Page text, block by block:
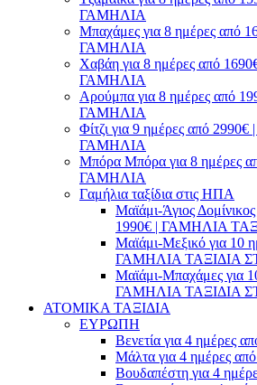
ΓΑΜΗΛΙΑ
Μπαχάμες για 8 ημέρες από
ΓΑΜΗΛΙΑ
Χαβάη για 8 ημέρες από
ΓΑΜΗΛΙΑ
Αρούμπα για 8 ημέρες από
ΓΑΜΗΛΙΑ
Φίτζι για 9 ημέρες από
ΓΑΜΗΛΙΑ
Μπόρα Μπόρα για 8 ημέρες
ΓΑΜΗΛΙΑ
Γαμήλια ταξίδια στις ΗΠΑ
Μαϊάμι-Άγιος
1990€ | ΓΑΜΗΛΙΑ
Μαϊάμι-Μεξικό για 10
ΓΑΜΗΛΙΑ ΤΑΞΙΔΙΑ
Μαϊάμι-Μπαχάμες για
ΓΑΜΗΛΙΑ ΤΑΞΙΔΙΑ
ΑΤΟΜΙΚΑ ΤΑΞΙΔΙΑ
ΕΥΡΩΠΗ
Βενετία για 4 ημέρες
Μάλτα για 4 ημέρες
Βουδαπέστη για 4